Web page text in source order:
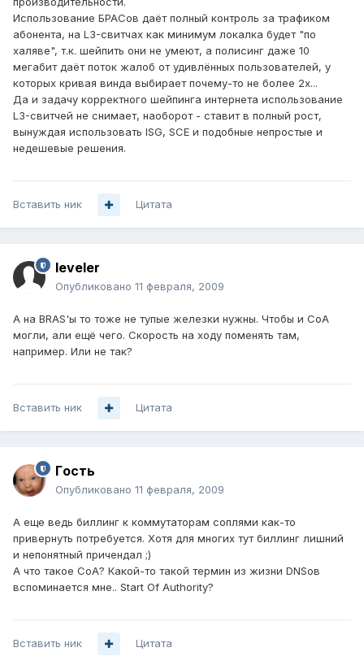
Использование БРАСов даёт полный контроль за трафиком
абонента, на L3-свитчах как минимум локалка будет "по
халяве", т.к. шейпить они не умеют, а полисинг даже 10
мегабит даёт поток жалоб от удивлённых пользователей, у
которых кривая винда выбирает почему-то не более 2х...
Да и задачу корректного шейпинга интернета использование
L3-свитчей не снимает, наоборот - ставит в полный рост,
вынуждая использовать ISG, SCE и подобные непростые и
недешевые решения.
Вставить ник Цитата
leveler
Опубликовано 11 февраля, 2009
А на BRAS'ы то тоже не тупые железки нужны. Чтобы и CoA
могли, али ещё чего. Скорость на ходу поменять там,
например. Или не так?
Вставить ник Цитата
Гoсть
Опубликовано 11 февраля, 2009
А еще ведь биллинг к коммутаторам соплями как-то
привернуть потребуется. Хотя для многих тут биллинг лишний
и непонятный причендал ;)
А что такое СоА? Какой-то такой термин из жизни DNSов
вспоминается мне.. Start Of Authority?
Вставить ник Цитата